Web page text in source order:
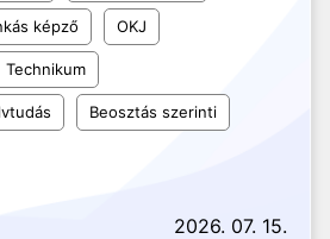
képző OKJ
Technikum
Beosztás szerinti
2026. 07. 15.